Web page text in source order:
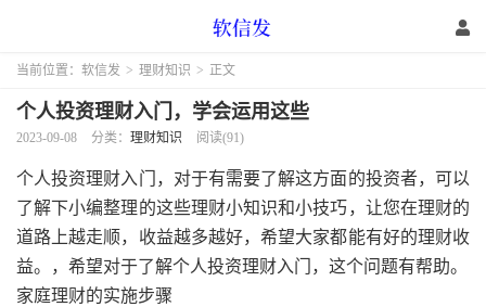
当前位置： 软信发 > 理财知识 > 正文
个人投资理财入门，学会运用这些
2023-09-08 分类： 理财知识 阅读(91)
个人投资理财入门， 对于有需要了解这方面的投资者，可以
了解下小编整理的这些理财小知识和小技巧，让您在理财的
道路上越走顺，收益越多越好，希望大家都能有好的理财收
益。，希望对于了解个人投资理财入门，这个问题有帮助。
家庭理财的实施步骤